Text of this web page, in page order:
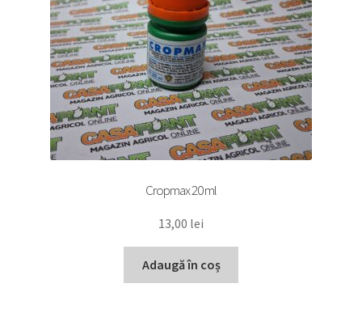
Cropmax 20 ml
13,00 lei
Adaugă în coș